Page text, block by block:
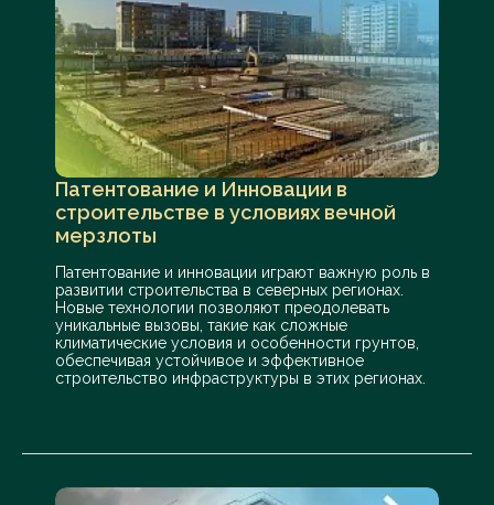
Патентование и Инновации в
строительстве в условиях вечной
мерзлоты
Патентование и инновации играют важную роль в
развитии строительства в северных регионах.
Новые технологии позволяют преодолевать
уникальные вызовы, такие как сложные
климатические условия и особенности грунтов,
обеспечивая устойчивое и эффективное
строительство инфраструктуры в этих регионах.